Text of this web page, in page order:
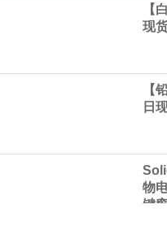
软件与通信企业、
【
现
【
日
物
键